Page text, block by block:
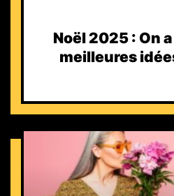
Noël 2025 : On
meilleures